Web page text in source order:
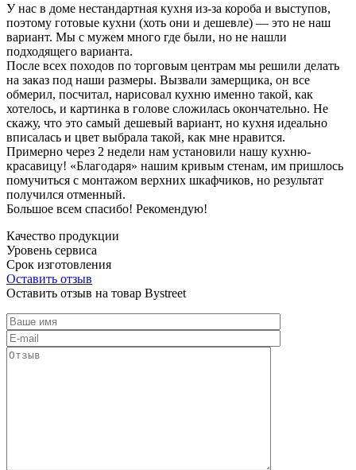
У нас в доме нестандартная кухня из-за короба и выступов,
поэтому готовые кухни (хоть они и дешевле) — это не наш
вариант. Мы с мужем много где были, но не нашли
подходящего варианта.
После всех походов по торговым центрам мы решили делать
на заказ под наши размеры. Вызвали замерщика, он все
обмерил, посчитал, нарисовал кухню именно такой, как
хотелось, и картинка в голове сложилась окончательно. Не
скажу, что это самый дешевый вариант, но кухня идеально
вписалась и цвет выбрала такой, как мне нравится.
Примерно через 2 недели нам установили нашу кухню-
красавицу! «Благодаря» нашим кривым стенам, им пришлось
помучиться с монтажом верхних шкафчиков, но результат
получился отменный.
Большое всем спасибо! Рекомендую!
Качество продукции
Уровень сервиса
Срок изготовления
Оставить отзыв
Оставить отзыв на товар Bystreet